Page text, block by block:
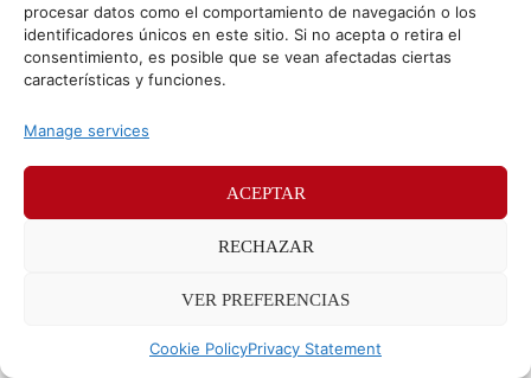
procesar datos como el comportamiento de navegación o los
identificadores únicos en este sitio. Si no acepta o retira el
consentimiento, es posible que se vean afectadas ciertas
características y funciones.
Manage services
ACEPTAR
RECHAZAR
VER PREFERENCIAS
Cookie PolicyPrivacy Statement
© Sr. Potato 2026